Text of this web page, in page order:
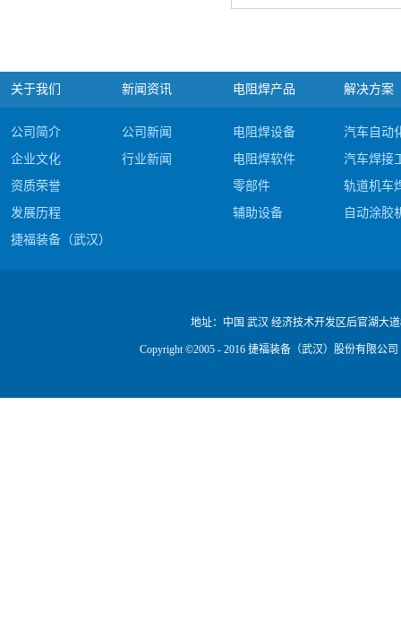
关于我们
公司简介
企业文化
资质荣誉
发展历程
捷福装备（武汉）股份有限公司电阻焊产品#c
新闻资讯
公司新闻
行业新闻
电阻焊产品
电阻焊设备
电阻焊软件
零部件
辅助设备
解决方案
汽车自动
汽车焊接
轨道机车
自动涂胶
Copyright ©2005 - 2016 捷福装备（武汉）股份有限公司
地址： 中国 武汉 经济技术开发区后官湖大